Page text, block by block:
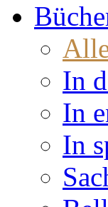
In
In
In